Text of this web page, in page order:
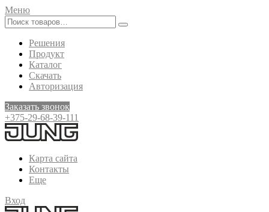
Меню
Решения
Продукт
Каталог
Скачать
Авторизация
Заказать звонок
+375-29-68-39-111
Карта сайта
Контакты
Еще
Вход